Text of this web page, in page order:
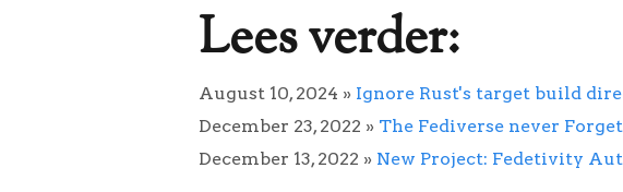
Lees verder:
August 10, 2024 » Ignore Rust's target build
December 23, 2022 » The Fediverse never
December 13, 2022 » New Project: Fedetivity